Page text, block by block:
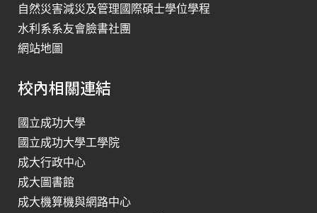
自然災害減災及管理國際碩士學位學程
水利系系友會臉書社團
網站地圖
校內相關連結
國立成功大學
國立成功大學工學院
成大行政中心
成大圖書館
成大機算機與網路中心